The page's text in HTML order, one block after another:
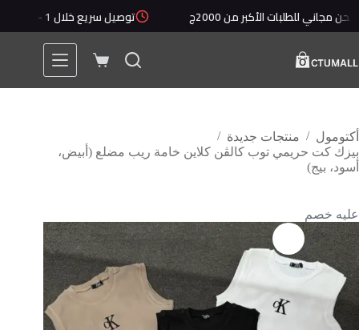
للطلبات الأكبر من 2000ج توصيل سريع خلال 1 - 5 أيام
أكتومول / منتجات جديدة /
بيزك كت حريمي توب كالڤن كلاين خامة ريب مضلع (أبيض،
أسود، بيج)
عليه خصم